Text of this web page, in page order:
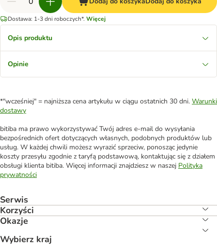
Dostawa: 1-3 dni roboczych*. Więcej
Opis produktu
Opinie
*"wcześniej" = najniższa cena artykułu w ciągu ostatnich 30 dni. Warunki
dostawy
bitiba ma prawo wykorzystywać Twój adres e-mail do wysyłania
bezpośrednich ofert dotyczących własnych, podobnych produktów lub
usług. W każdej chwili możesz wyrazić sprzeciw, ponosząc jedynie
koszty przesyłu zgodnie z taryfą podstawową, kontaktując się z działem
obsługi klienta bitiba. Więcej informacji znajdziesz w naszej Polityka
prywatności
Serwis
Korzyści
Okazje
Wybierz kraj